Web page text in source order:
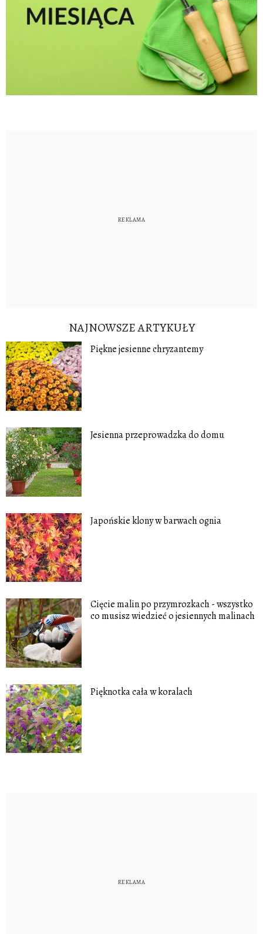
NAJNOWSZE ARTYKUŁY
Piękne jesienne chryzantemy
Jesienna przeprowadzka do domu
Japońskie klony w barwach ognia
Cięcie malin po przymrozkach - wszystko
co musisz wiedzieć o jesiennych malinach
Pięknotka cała w koralach